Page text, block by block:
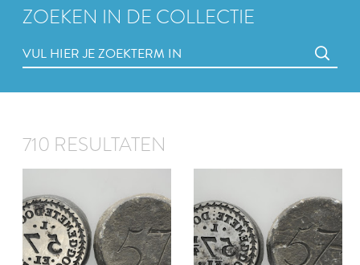
ZOEKEN IN DE COLLECTIE
710 RESULTATEN